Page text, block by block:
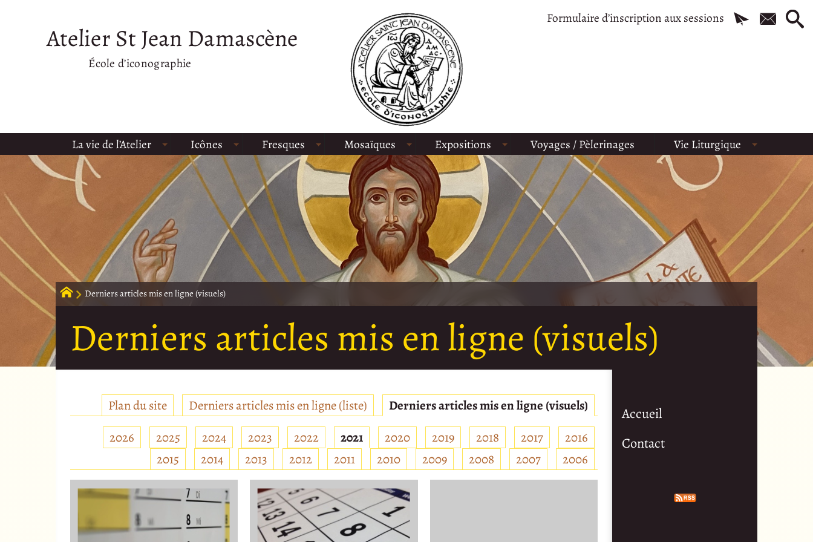
Formulaire d’inscription aux sessions
Atelier St Jean Damascène
École d’iconographie
La vie de l’Atelier Icônes Fresques Mosaïques Expositions Voyages / Pèlerinages Vie Liturgique
Derniers articles mis en ligne (visuels)
Derniers articles mis en ligne (visuels)
Plan du site Derniers articles mis en ligne (liste)
Derniers articles mis en ligne (visuels)
2026
2025 2024 2023 2022 2021 2020 2019 2018 2017
2016
2015
2014 2013 2012 2011 2010 2009 2008 2007 2006
Accueil
Contact